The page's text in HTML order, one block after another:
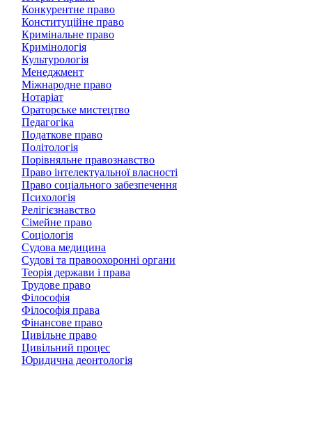
Конкурентне право
Конституційне право
Кримінальне право
Кримінологія
Культурологія
Менеджмент
Міжнародне право
Нотаріат
Ораторське мистецтво
Педагогіка
Податкове право
Політологія
Порівняльне правознавство
Право інтелектуальної власності
Право соціального забезпечення
Психологія
Релігієзнавство
Сімейне право
Соціологія
Судова медицина
Судові та правоохоронні органи
Теорія держави і права
Трудове право
Філософія
Філософія права
Фінансове право
Цивільне право
Цивільний процес
Юридична деонтологія